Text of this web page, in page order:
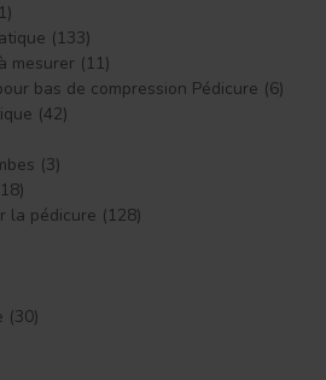
(133)
mesurer (11)
bas de compression Pédicure (6)
(42)
(3)
la pédicure (128)
(30)